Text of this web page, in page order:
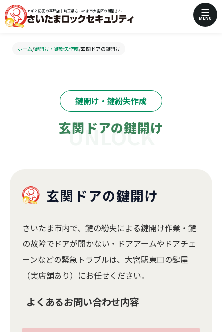
カギと防犯の専門店｜埼玉県さいたま市大宮区の鍵屋さん
MENU
ホーム/鍵開け・鍵紛失作成/玄関ドアの鍵開け
鍵開け・鍵紛失作成
玄関ドアの鍵開け
玄関ドアの鍵開け
さいたま市内で、鍵の紛失による鍵開け作業・鍵
の故障でドアが開かない・ドアアームやドアチェ
ーンなどの緊急トラブルは、大宮駅東口の鍵屋
（実店舗あり）にお任せください。
よくあるお問い合わせ内容